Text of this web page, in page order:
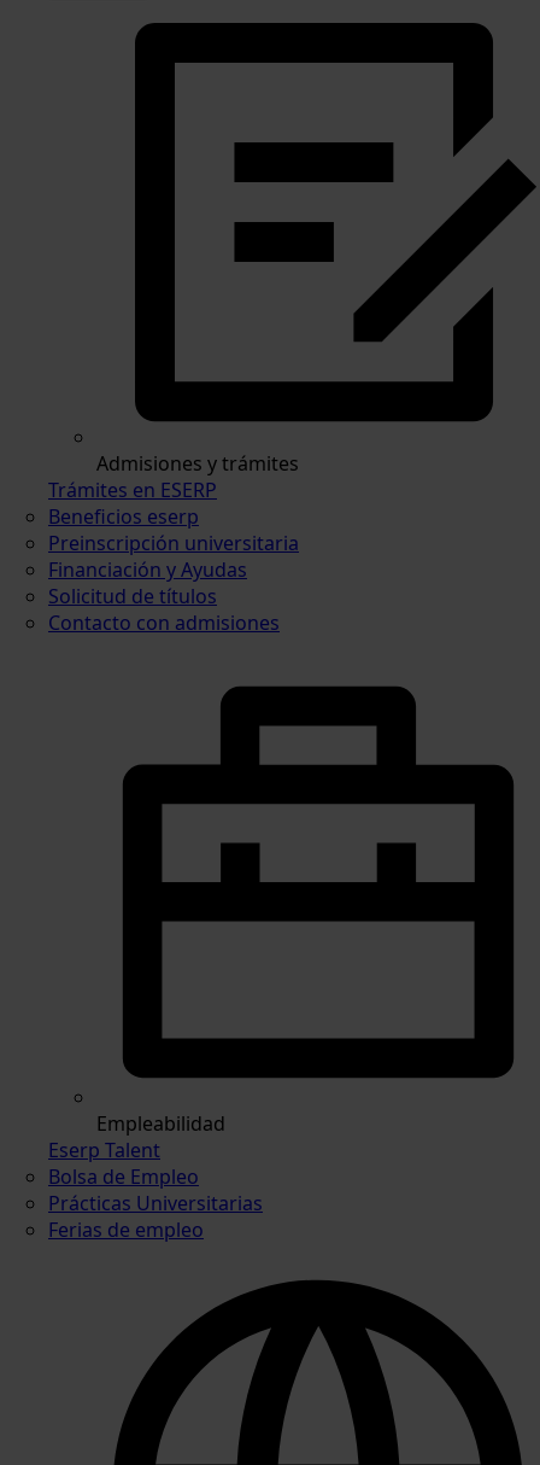
Admisiones y trámites
Trámites en ESERP
Beneficios eserp
Preinscripción universitaria
Financiación y Ayudas
Solicitud de títulos
Contacto con admisiones
Empleabilidad
Eserp Talent
Bolsa de Empleo
Prácticas Universitarias
Ferias de empleo